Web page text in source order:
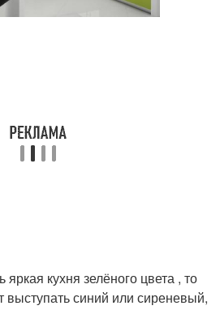
кухня зелёного цвета , то
выступать синий или сиреневый,